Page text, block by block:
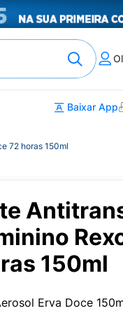
Baixar App
72 horas 150ml
150ml
Erva Doce